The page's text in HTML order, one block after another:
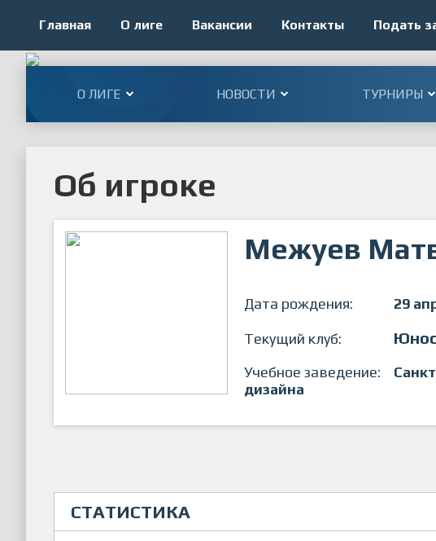
Главная О лиге Вакансии Контакты Подать
О ЛИГЕ НОВОСТИ ТУРНИРЫ
Об игроке
Межуев
Дата рождения: 29
Текущий клуб:
Учебное заведение:
дизайна
СТАТИСТИКА